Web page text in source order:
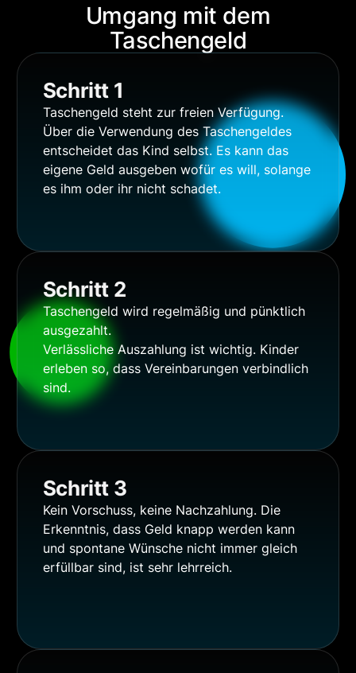
Umgang mit dem
Taschengeld
Schritt 1
Taschengeld steht zur freien Verfügung.
Über die Verwendung des Taschengeldes
entscheidet das Kind selbst. Es kann das
eigene Geld ausgeben wofür es will, solange
es ihm oder ihr nicht schadet.
Schritt 2
Taschengeld wird regelmäßig und pünktlich
ausgezahlt.
Verlässliche Auszahlung ist wichtig. Kinder
erleben so, dass Vereinbarungen verbindlich
sind.
Schritt 3
Kein Vorschuss, keine Nachzahlung. Die
Erkenntnis, dass Geld knapp werden kann
und spontane Wünsche nicht immer gleich
erfüllbar sind, ist sehr lehrreich.